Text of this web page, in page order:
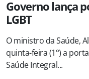
Governo lança
LGBT
O ministro da Saúde,
quinta-feira (1°) a
Saúde Integral...